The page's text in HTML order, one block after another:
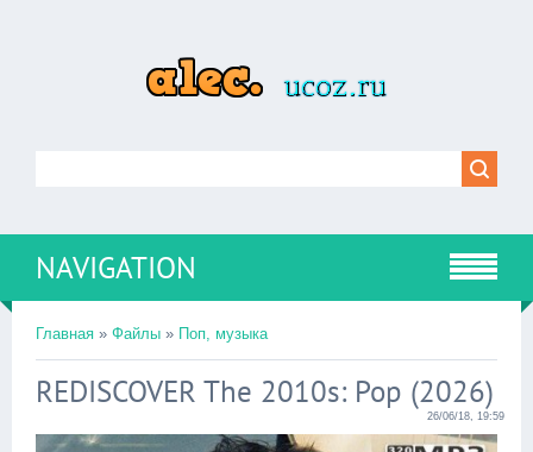
NAVIGATION
Главная » Файлы » Поп, музыка
REDISCOVER The 2010s: Pop (2026)
26/06/18, 19:59